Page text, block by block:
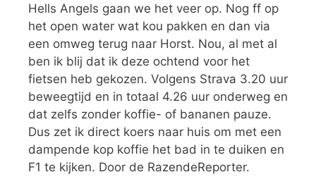
Hells Angels gaan we het veer op. Nog ff op
het open water wat kou pakken en dan via
een omweg terug naar Horst. Nou, al met al
ben ik blij dat ik deze ochtend voor het
fietsen heb gekozen. Volgens Strava 3.20 uur
beweegtijd en in totaal 4.26 uur onderweg en
dat zelfs zonder koffie- of bananen pauze.
Dus zet ik direct koers naar huis om met een
dampende kop koffie het bad in te duiken en
F1 te kijken. Door de RazendeReporter.